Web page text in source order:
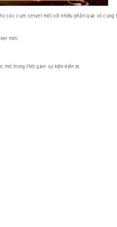
các cụm server mới với nhiều phần quà vô cùng
mới:
mở trong thời gian sự kiện diễn ra